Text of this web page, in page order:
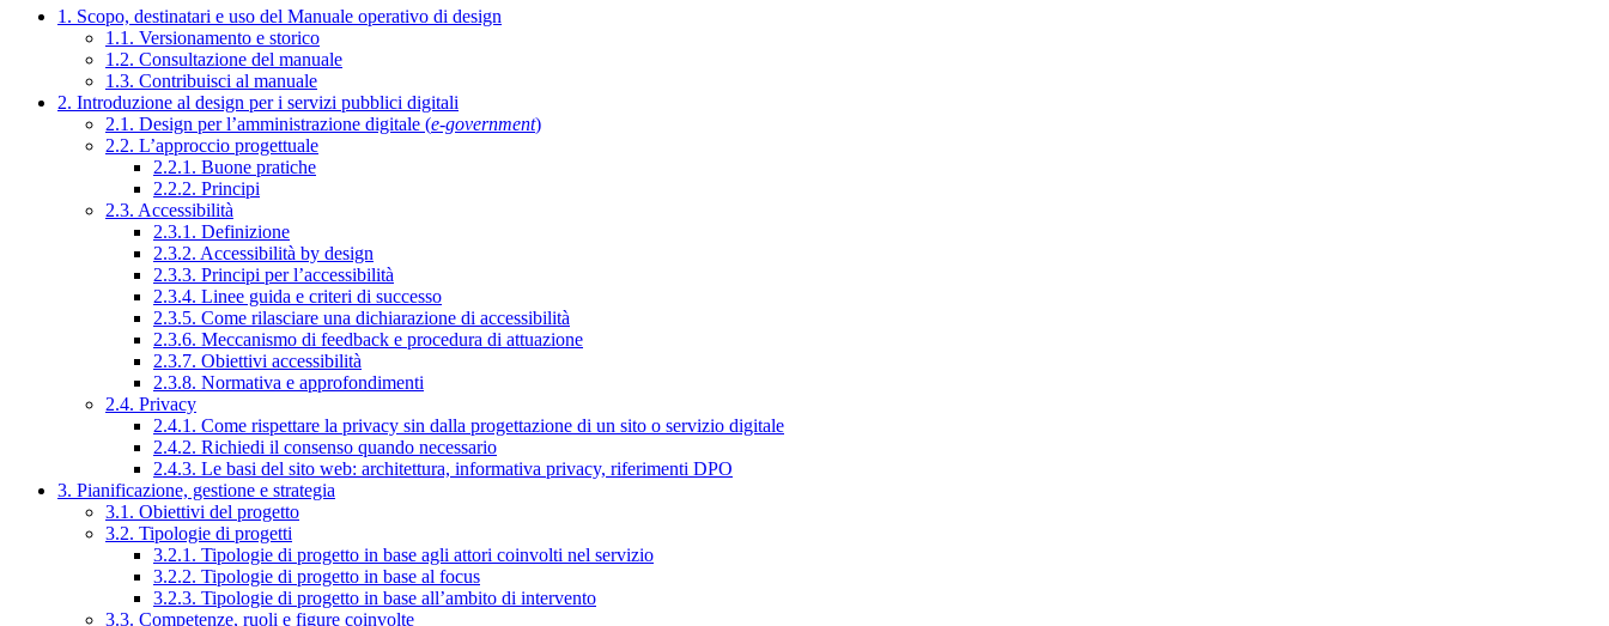
1. Scopo, destinatari e uso del Manuale operativo di design
1.1. Versionamento e storico
1.2. Consultazione del manuale
1.3. Contribuisci al manuale
2. Introduzione al design per i servizi pubblici digitali
2.1. Design per l’amministrazione digitale (e-government)
2.2. L’approccio progettuale
2.2.1. Buone pratiche
2.2.2. Principi
2.3. Accessibilità
2.3.1. Definizione
2.3.2. Accessibilità by design
2.3.3. Principi per l’accessibilità
2.3.4. Linee guida e criteri di successo
2.3.5. Come rilasciare una dichiarazione di accessibilità
2.3.6. Meccanismo di feedback e procedura di attuazione
2.3.7. Obiettivi accessibilità
2.3.8. Normativa e approfondimenti
2.4. Privacy
2.4.1. Come rispettare la privacy sin dalla progettazione di un sito o servizio digitale
2.4.2. Richiedi il consenso quando necessario
2.4.3. Le basi del sito web: architettura, informativa privacy, riferimenti DPO
3. Pianificazione, gestione e strategia
3.1. Obiettivi del progetto
3.2. Tipologie di progetti
3.2.1. Tipologie di progetto in base agli attori coinvolti nel servizio
3.2.2. Tipologie di progetto in base al focus
3.2.3. Tipologie di progetto in base all’ambito di intervento
3.3. Competenze, ruoli e figure coinvolte